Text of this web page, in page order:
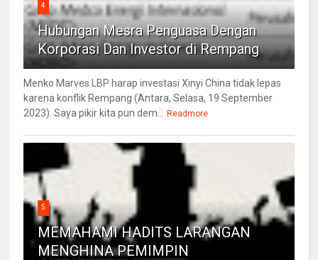
4
Hubungan Mesra Penguasa Dengan
Korporasi Dan Investor di Rempang
Menko Marves LBP harap investasi Xinyi China tidak lepas
karena konflik Rempang (Antara, Selasa, 19 September
2023). Saya pikir kita pun dem...
Readmore
5
MEMAHAMI HADITS LARANGAN
MENGHINA PEMIMPIN